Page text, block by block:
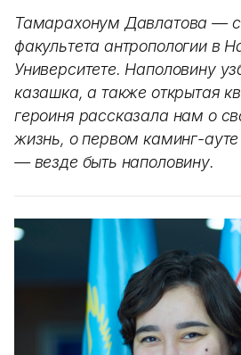
Тамарахонум Давлатова —
факультета антропологии в
Университете. Наполовину
казашка, а также открытая
героиня рассказала нам о
жизнь, о первом каминг-ауте
— везде быть наполовину.